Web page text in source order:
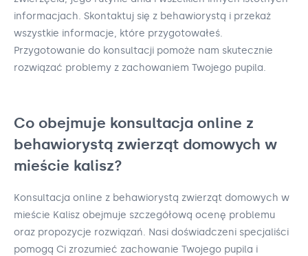
informacjach. Skontaktuj się z behawiorystą i przekaż
wszystkie informacje, które przygotowałeś.
Przygotowanie do konsultacji pomoże nam skutecznie
rozwiązać problemy z zachowaniem Twojego pupila.
Co obejmuje konsultacja online z
behawiorystą zwierząt domowych w
mieście kalisz?
Konsultacja online z behawiorystą zwierząt domowych w
mieście Kalisz obejmuje szczegółową ocenę problemu
oraz propozycje rozwiązań. Nasi doświadczeni specjaliści
pomogą Ci zrozumieć zachowanie Twojego pupila i